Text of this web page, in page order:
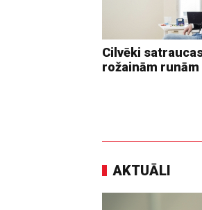
Cilvēki
rožainām runām
AKTUĀLI